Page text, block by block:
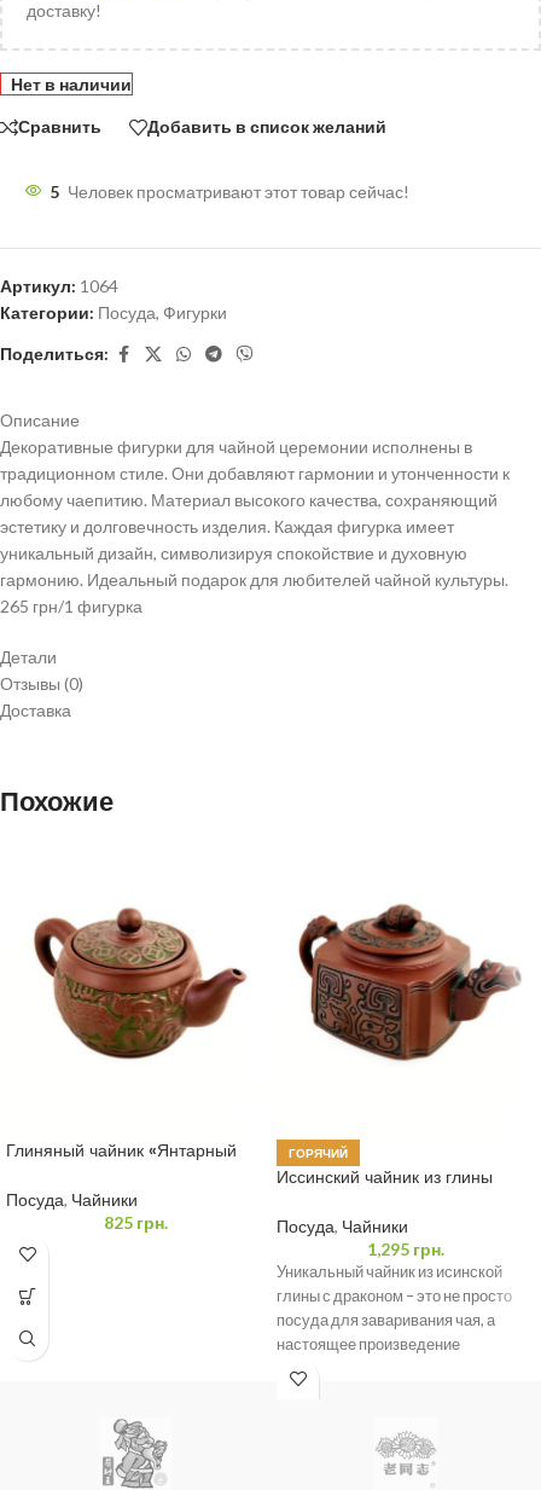
доставку!
Нет в наличии
Сравнить Добавить в список желаний
5 Человек просматривают этот товар сейчас!
Артикул: 1064
Категории: Посуда, Фигурки
Поделиться:
Описание
Декоративные фигурки для чайной церемонии исполнены в
традиционном стиле. Они добавляют гармонии и утонченности к
любому чаепитию. Материал высокого качества, сохраняющий
эстетику и долговечность изделия. Каждая фигурка имеет
уникальный дизайн, символизируя спокойствие и духовную
гармонию. Идеальный подарок для любителей чайной культуры.
265 грн/1 фигурка
Детали
Отзывы (0)
Доставка
Похожие
Глиняный чайник «Янтарный
Посуда, Чайники
825грн.
ГОРЯЧИЙ
Иссинский чайник из глины
Посуда, Чайники
1,295 грн.
Уникальный чайник из исинской
глины с драконом – это не просто
посуда для заваривания чая, а
настоящее произведение
искусства. Он